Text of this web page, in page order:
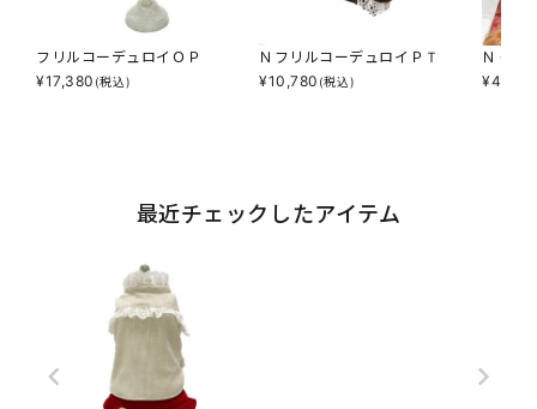
フリルコーデュロイＯＰ
¥17,380 (税込)
ＮフリルコーデュロイＰＴ
¥10,780 (税込)
ＮＣチ
¥4,180
最近チェックしたアイテム